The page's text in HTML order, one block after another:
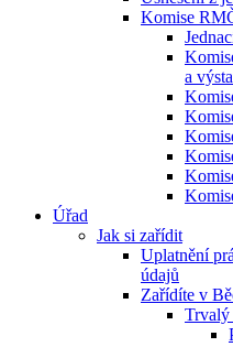
Komise
a
Úřad
Jak si zařídit
Uplatnění
údajů
Zařídíte v
Trvalý